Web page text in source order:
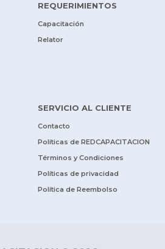
REQUERIMIENTOS
Capacitación
Relator
SERVICIO AL CLIENTE
Contacto
Políticas de REDCAPACITACION
Términos y Condiciones
Políticas de privacidad
Política de Reembolso